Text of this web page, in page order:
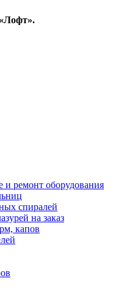
и ремонт оборудования
спиралей
на заказ
капов